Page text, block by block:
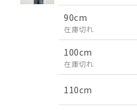
90cm
在庫切れ
100cm
在庫切れ
110cm